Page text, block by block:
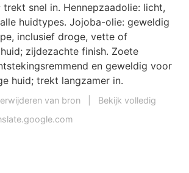
snel in. Hennepzaadolie: licht,
huidtypes. Jojoba-olie: geweldig
inclusief droge, vette of
zijdezachte finish. Zoete
en geweldig voor
huid; trekt langzamer in.
van bron
Bekijk volledig